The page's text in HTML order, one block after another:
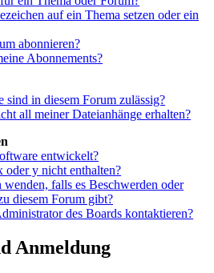
auf ein Thema setzen oder ein
abonnieren?
Abonnements?
sind in diesem Forum zulässig?
all meiner Dateianhänge erhalten?
entwickelt?
y nicht enthalten?
falls es Beschwerden oder
diesem Forum gibt?
des Boards kontaktieren?
Anmeldung